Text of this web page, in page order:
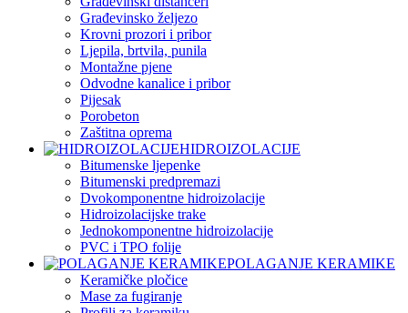
Građevinsko željezo
Krovni prozori i pribor
Ljepila, brtvila, punila
Montažne pjene
Odvodne kanalice i pribor
Pijesak
Porobeton
Zaštitna oprema
HIDROIZOLACIJE
Bitumenske ljepenke
Bitumenski predpremazi
Dvokomponentne hidroizolacije
Hidroizolacijske trake
Jednokomponentne hidroizolacije
PVC i TPO folije
POLAGANJE KERAMIKE
Keramičke pločice
Mase za fugiranje